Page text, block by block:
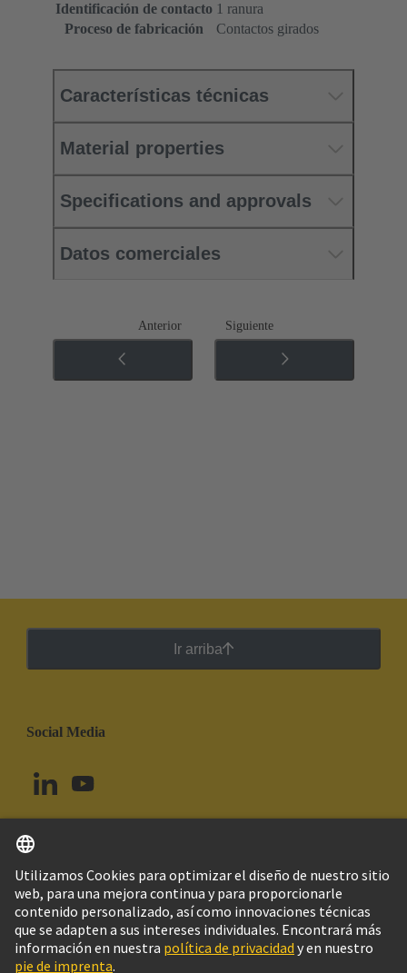
Identificación de contacto 1 ranura
Proceso de fabricación
Contactos girados
Características técnicas
Material properties
Specifications and approvals
Datos comerciales
Anterior Siguiente
Ir arriba
Social Media
Uruguay Español
© Grupo Tecnológico HARTING